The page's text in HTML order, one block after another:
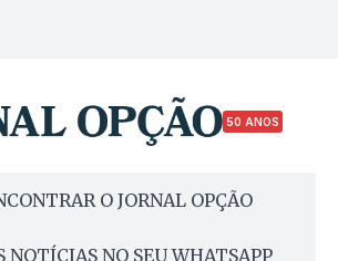
50 ANOS
O JORNAL OPÇÃO
NOTÍCIAS NO SEU WHATSAPP